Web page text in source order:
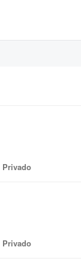
Privado
Privado